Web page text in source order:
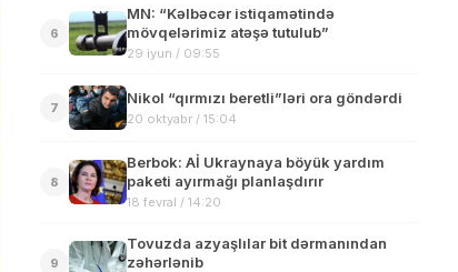
6
MN: “Kəlbəcər istiqamətində
mövqelərimiz atəşə tutulub”
29 iyun / 09:55
7
Nikol “qırmızı beretli”ləri ora göndərdi
20 oktyabr / 15:04
8
Berbok: Aİ Ukraynaya böyük yardım
paketi ayırmağı planlaşdırır
18 fevral / 14:20
9
Tovuzda azyaşlılar bit dərmanından
zəhərlənib